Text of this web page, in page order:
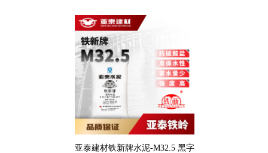
亚泰建材铁新牌水泥-M32.5 黑字